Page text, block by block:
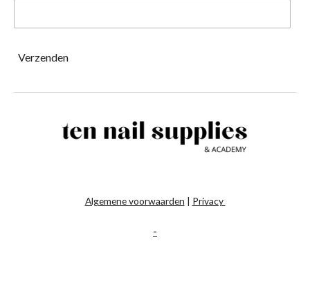
Verzenden
Algemene voorwaarden | Privacy
-